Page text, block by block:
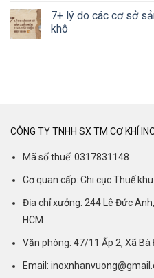
7+ lý do các cơ sở
khô
CÔNG TY TNHH SX TM CƠ KHÍ
Mã số thuế: 0317831148
Cơ quan cấp: Chi cục Thuế
Địa chỉ xưởng: 244 Lê Đức
HCM
Văn phòng: 47/11 Ấp 2, Xã Bà
Email: